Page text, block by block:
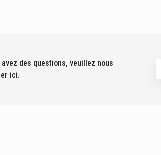
avez des questions, veuillez nous
ici.